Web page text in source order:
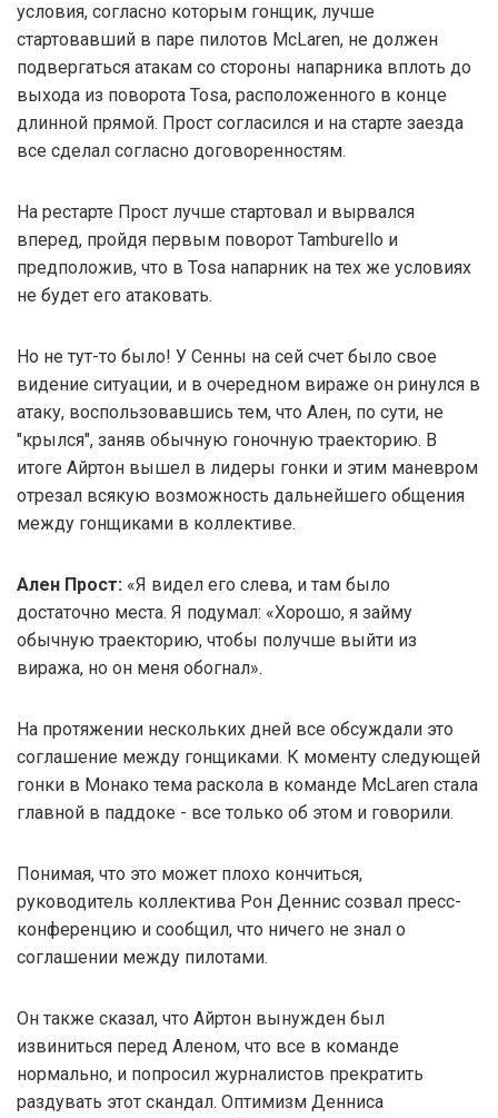
условия, согласно которым гонщик, лучше
стартовавший в паре пилотов McLaren, не должен
подвергаться атакам со стороны напарника вплоть до
выхода из поворота Tosa, расположенного в конце
длинной прямой. Прост согласился и на старте заезда
все сделал согласно договоренностям.
На рестарте Прост лучше стартовал и вырвался
вперед, пройдя первым поворот Tamburello и
предположив, что в Tosa напарник на тех же условиях
не будет его атаковать.
Но не тут-то было! У Сенны на сей счет было свое
видение ситуации, и в очередном вираже он ринулся в
атаку, воспользовавшись тем, что Ален, по сути, не
"крылся", заняв обычную гоночную траекторию. В
итоге Айртон вышел в лидеры гонки и этим маневром
отрезал всякую возможность дальнейшего общения
между гонщиками в коллективе.
Ален Прост: «Я видел его слева, и там было
достаточно места. Я подумал: «Хорошо, я займу
обычную траекторию, чтобы получше выйти из
виража, но он меня обогнал».
На протяжении нескольких дней все обсуждали это
соглашение между гонщиками. К моменту следующей
гонки в Монако тема раскола в команде McLaren стала
главной в паддоке - все только об этом и говорили.
Понимая, что это может плохо кончиться,
руководитель коллектива Рон Деннис созвал пресс-
конференцию и сообщил, что ничего не знал о
соглашении между пилотами.
Он также сказал, что Айртон вынужден был
извиниться перед Аленом, что все в команде
нормально, и попросил журналистов прекратить
раздувать этот скандал. Оптимизм Денниса